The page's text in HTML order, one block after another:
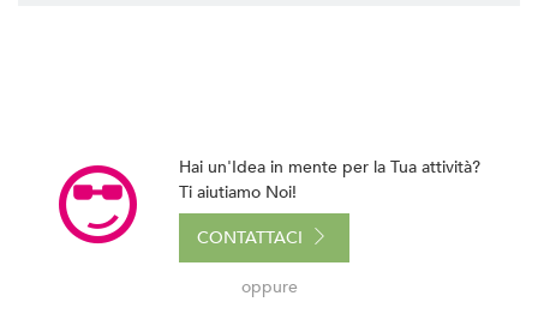
Hai un'Idea in mente per la Tua attività?
Ti aiutiamo Noi!
CONTATTACI
oppure